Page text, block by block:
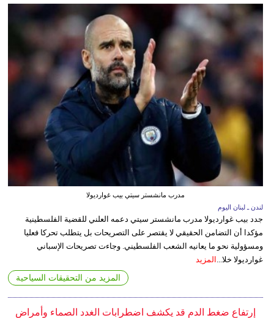
مدرب مانشستر سيتي بيب غوارديولا
لندن ـ لبنان اليوم
جدد بيب غوارديولا مدرب مانشستر سيتي دعمه العلني للقضية الفلسطينية
مؤكدا أن التضامن الحقيقي لا يقتصر على التصريحات بل يتطلب تحركا فعليا
ومسؤولية نحو ما يعانيه الشعب الفلسطيني. وجاءت تصريحات الإسباني
غوارديولا خلا...
المزيد
المزيد من التحقيقات السياحية
إرتفاع ضغط الدم قد يكشف اضطرابات الغدد الصماء وأمراض